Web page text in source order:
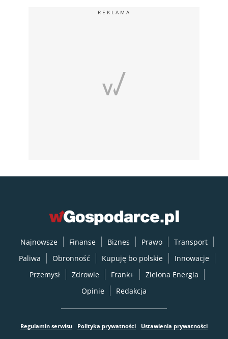
REKLAMA
Najnowsze Finanse Biznes Prawo
Transport
Paliwa
Obronność Kupuję bo polskie
Innowacje
Przemysł
Zdrowie Frank+
Zielona Energia
Opinie
Redakcja
Regulamin serwisu Polityka prywatności Ustawienia prywatności